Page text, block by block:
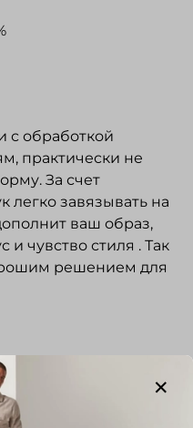
с обработкой
практически не
За счет
легко завязывать на
ваш образ,
чувство стиля . Так
решением для